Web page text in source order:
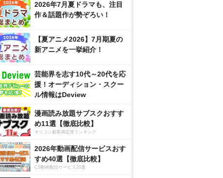
2026年7月夏ドラマも、注目
作＆話題作が勢ぞろい！
【夏アニメ2026】7月期夏の
新アニメを一挙紹介！
芸能界を志す10代～20代を応
援！オーディション・スクー
ル情報はDeview
漫画読み放題サブスクおすす
め11選【徹底比較】
オリコン顧客満足度ランキング
2026年動画配信サービスおす
すめ40選【徹底比較】
CS動画配信サービス20選